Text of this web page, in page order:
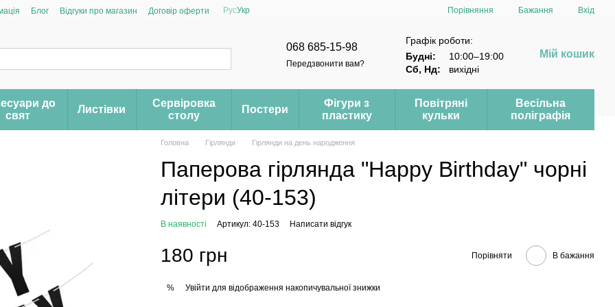
Блог Відгуки про магазин Договір оферти РусУкр Порівняння Бажання Вхід
068 685-15-98
Передзвонити вам?
Графік роботи:
Будні:
10:00–19:00
Сб, Нд:
вихідні
Мій кошик
до
свят
Листівки
Сервіровка
столу
Постери
Фігури з
пластику
Повітряні
кульки
Весільна
поліграфія
Головна Гірлянди Гірлянди на день народження
Паперова гірлянда "Happy Birthday" чорні
літери (40-153)
В наявності Артикул: 40-153 Написати відгук
180 грн Порівняти В бажання
% Увійти для відображення накопичувальної знижки